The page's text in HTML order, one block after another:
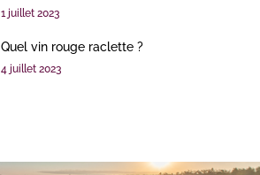
1 juillet 2023
Quel vin rouge raclette ?
4 juillet 2023